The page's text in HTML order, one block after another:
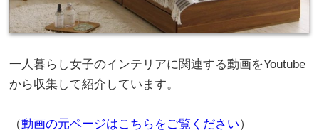
一人暮らし女子のインテリアに関連する動画をYoutube
から収集して紹介しています。
（動画の元ページはこちらをご覧ください）